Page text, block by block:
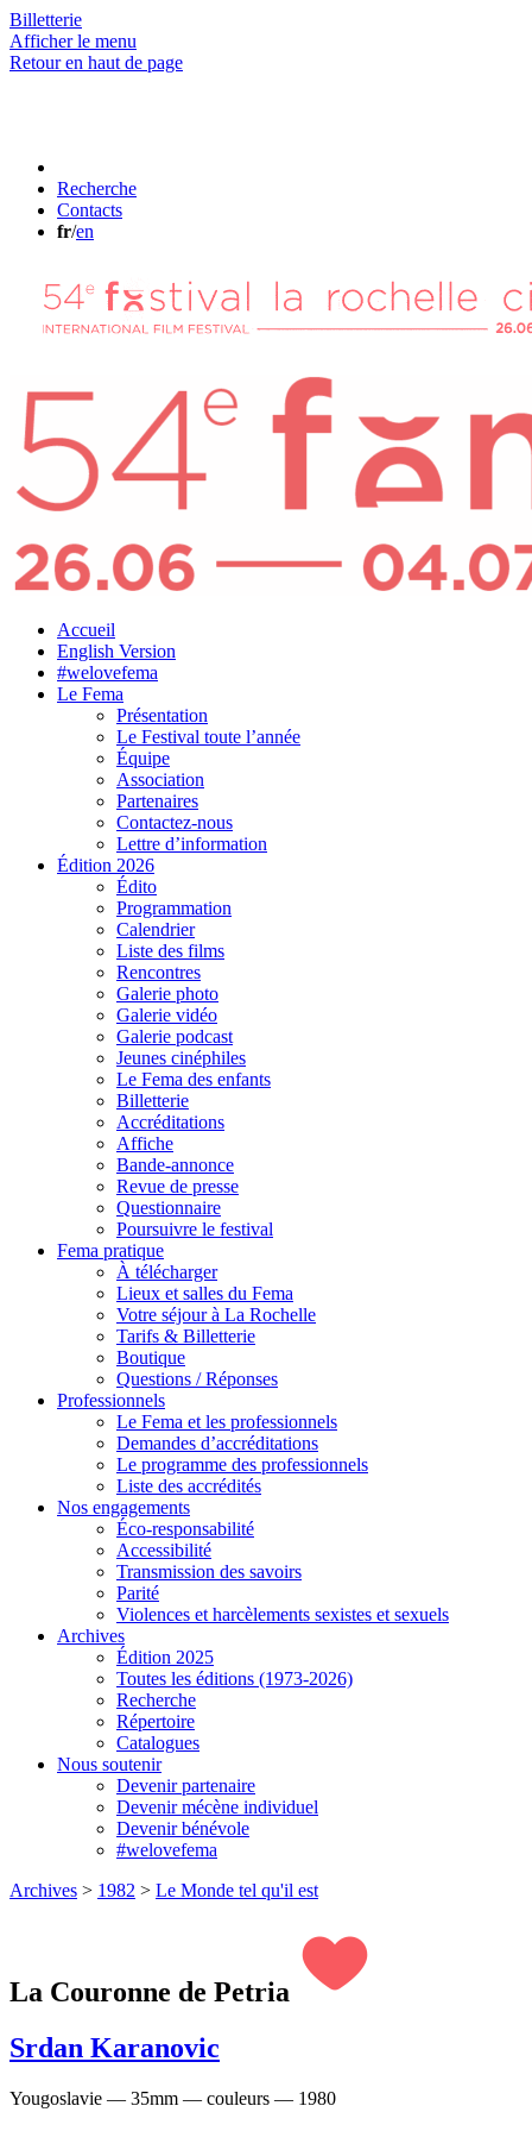
Billetterie
Afficher le menu
Retour en haut de page
Recherche
Contacts
fr/en
Accueil
English Version
#welovefema
Le Fema
Présentation
Le Festival toute l’année
Équipe
Association
Partenaires
Contactez-nous
Lettre d’information
Édition 2026
Édito
Programmation
Calendrier
Liste des films
Rencontres
Galerie photo
Galerie vidéo
Galerie podcast
Jeunes cinéphiles
Le Fema des enfants
Billetterie
Accréditations
Affiche
Bande-annonce
Revue de presse
Questionnaire
Poursuivre le festival
Fema pratique
À télécharger
Lieux et salles du Fema
Votre séjour à La Rochelle
Tarifs & Billetterie
Boutique
Questions / Réponses
Professionnels
Le Fema et les professionnels
Demandes d’accréditations
Le programme des professionnels
Liste des accrédités
Nos engagements
Éco-responsabilité
Accessibilité
Transmission des savoirs
Parité
Violences et harcèlements sexistes et sexuels
Archives
Édition 2025
Toutes les éditions (1973-2026)
Recherche
Répertoire
Catalogues
Nous soutenir
Devenir partenaire
Devenir mécène individuel
Devenir bénévole
#welovefema
Archives > 1982 > Le Monde tel qu'il est
La Couronne de Petria
Srdan Karanovic
Yougoslavie — 35mm — couleurs — 1980